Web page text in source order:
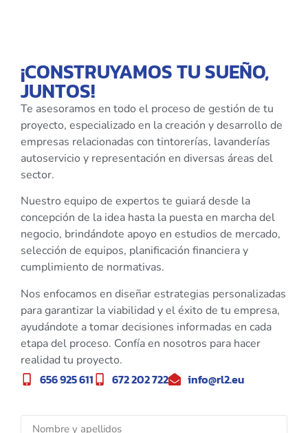
¡CONSTRUYAMOS TU SUEÑO,
JUNTOS!
Te asesoramos en todo el proceso de gestión de tu
proyecto, especializado en la creación y desarrollo de
empresas relacionadas con tintorerías, lavanderías
autoservicio y representación en diversas áreas del
sector.
Nuestro equipo de expertos te guiará desde la
concepción de la idea hasta la puesta en marcha del
negocio, brindándote apoyo en estudios de mercado,
selección de equipos, planificación financiera y
cumplimiento de normativas.
Nos enfocamos en diseñar estrategias personalizadas
para garantizar la viabilidad y el éxito de tu empresa,
ayudándote a tomar decisiones informadas en cada
etapa del proceso. Confía en nosotros para hacer
realidad tu proyecto.
656 925 611 672 202 722 info@rl2.eu